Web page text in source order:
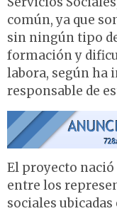
común, ya que
sin ningún tipo
formación y
labora, según ha
responsable de
El proyecto
entre los
sociales